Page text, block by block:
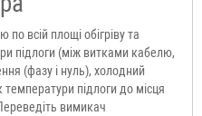
всій площі обігріву та
підлоги (між витками кабелю,
(фазу і нуль), холодний
температури підлоги до місця
вимикач